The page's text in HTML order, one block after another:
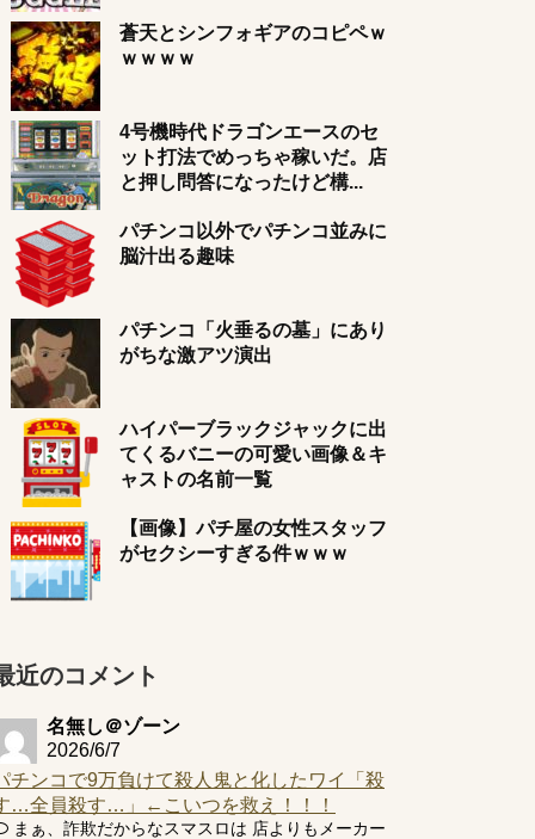
蒼天とシンフォギアのコピペｗ
ｗｗｗｗ
4号機時代ドラゴンエースのセ
ット打法でめっちゃ稼いだ。店
と押し問答になったけど構...
パチンコ以外でパチンコ並みに
脳汁出る趣味
パチンコ「火垂るの墓」にあり
がちな激アツ演出
ハイパーブラックジャックに出
てくるバニーの可愛い画像＆キ
ャストの名前一覧
【画像】パチ屋の女性スタッフ
がセクシーすぎる件ｗｗｗ
近のコメント
名無し＠ゾーン
2026/6/7
チンコで9万負けて殺人鬼と化したワイ「殺
…全員殺す…」←こいつを救え！！！
まぁ、詐欺だからなスマスロは 店よりもメーカー